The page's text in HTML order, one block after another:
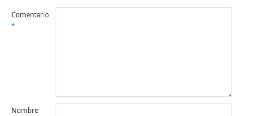
Comentario
*
Nombre